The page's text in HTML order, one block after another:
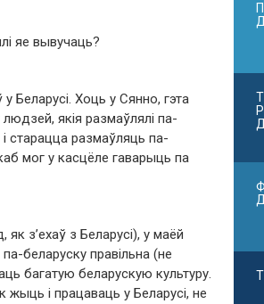
яе вывучаць?
Беларусі. Хоць у Сянно, гэта
якія размаўлялі па-
старацца размаўляць па-
мог у касцёле гаварыць па
з’ехаў з Беларусі), у маёй
беларуску правільна (не
багатую беларускую культуру.
жыць і працаваць у Беларусі, не